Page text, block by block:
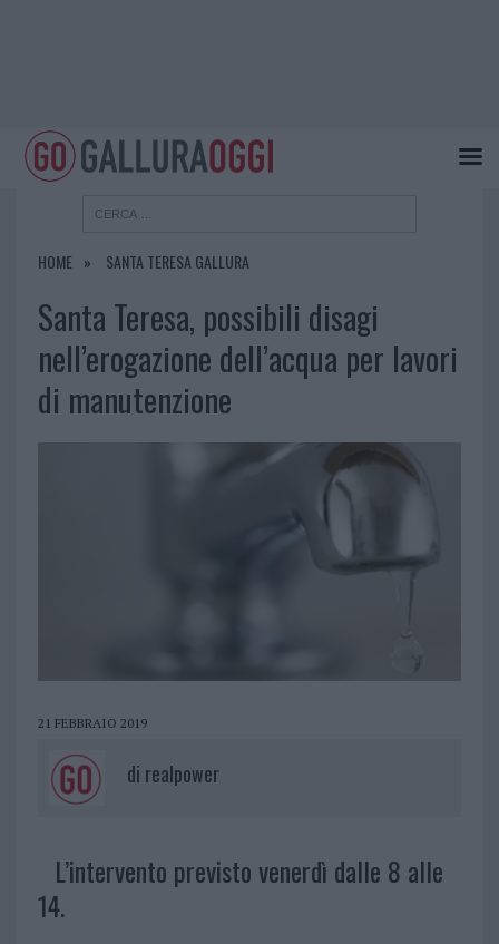
HOME SANTA TERESA GALLURA
Santa Teresa, possibili disagi
nell’erogazione dell’acqua per lavori
di manutenzione
21 FEBBRAIO 2019
di realpower
L’intervento previsto venerdì dalle 8 alle
14.